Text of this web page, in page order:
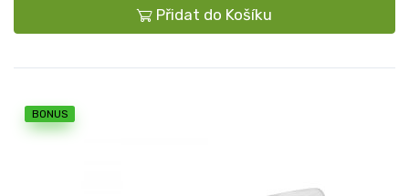
Přidat do Košíku
BONUS